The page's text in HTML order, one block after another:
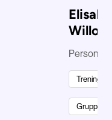
Personlig
Trening